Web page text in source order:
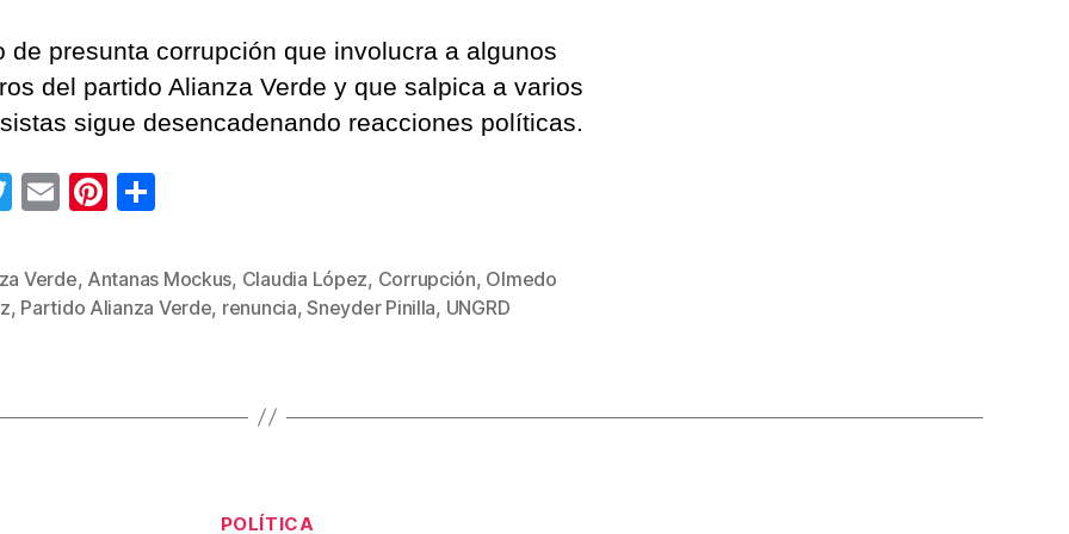
de presunta corrupción que involucra a algunos
del partido Alianza Verde y que salpica a varios
sigue desencadenando reacciones políticas.
T
tt
er
E
ail
Pi
er
e
m
p
Verde, Antanas Mockus, Claudia López, Corrupción, Olmedo
, Partido Alianza Verde, renuncia,Sneyder Pinilla, UNGRD
Categorías
POLÍTICA